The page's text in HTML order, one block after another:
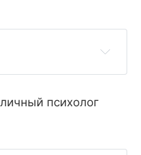
психолог